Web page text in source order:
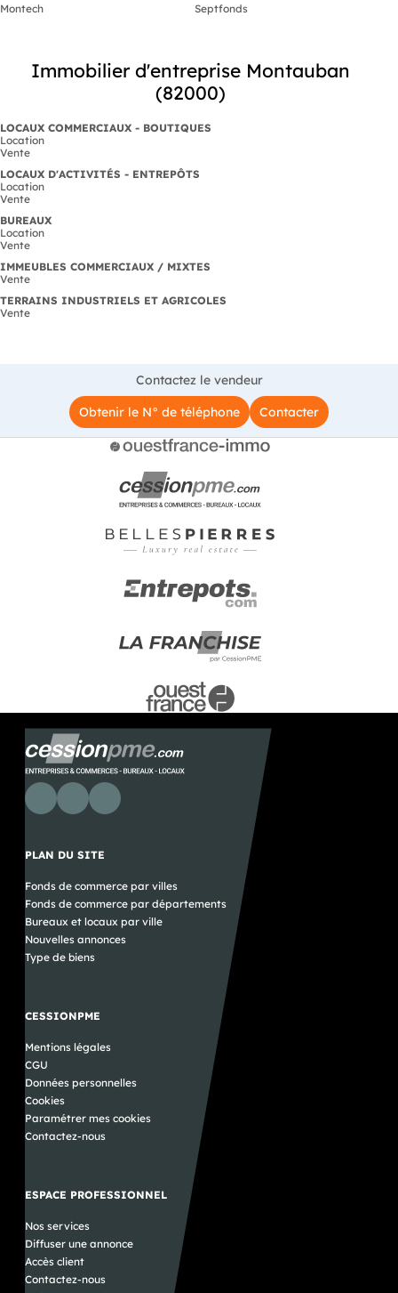
Montech
Septfonds
Immobilier d'entreprise Montauban
(82000)
LOCAUX COMMERCIAUX - BOUTIQUES
Location
Vente
LOCAUX D'ACTIVITÉS - ENTREPÔTS
Location
Vente
BUREAUX
Location
Vente
IMMEUBLES COMMERCIAUX / MIXTES
Vente
TERRAINS INDUSTRIELS ET AGRICOLES
Vente
Contactez le vendeur
Obtenir le N° de téléphone
Contacter
PLAN DU SITE
Fonds de commerce par villes
Fonds de commerce par départements
Bureaux et locaux par ville
Nouvelles annonces
Type de biens
CESSIONPME
Mentions légales
CGU
Données personnelles
Cookies
Paramétrer mes cookies
Contactez-nous
ESPACE PROFESSIONNEL
Nos services
Diffuser une annonce
Accès client
Contactez-nous